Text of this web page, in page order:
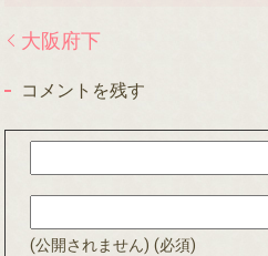
大阪府下
コメントを残す
(公開されません) (必須)